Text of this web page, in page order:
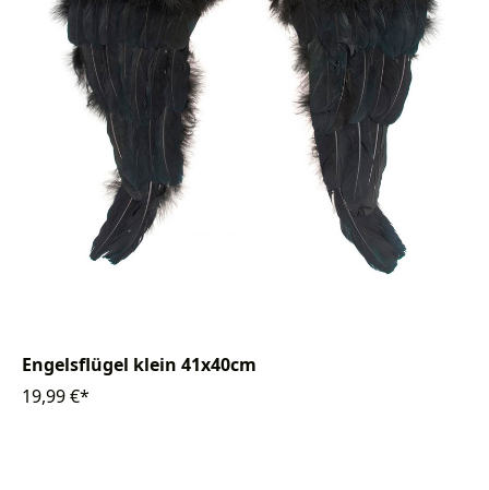
Engelsflügel klein 41x40cm
19,99 €*